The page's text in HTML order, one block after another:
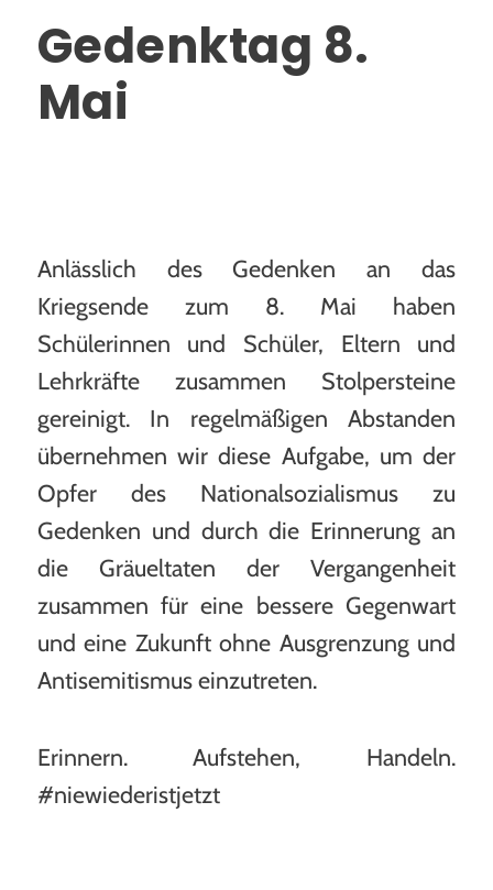
Schulleben
Aktuelles
Frankreichaustausch
AGs
Sport
Schulsanitätsdienst
Individueller offener Ganztag
(OGS)
Schulhoodies und T-Shirts
Gedenktag 8.
Mai
Anlässlich des Gedenken an das
Kriegsende zum 8. Mai haben
Schülerinnen und Schüler, Eltern und
Lehrkräfte zusammen Stolpersteine
gereinigt. In regelmäßigen Abstanden
übernehmen wir diese Aufgabe, um der
Opfer des Nationalsozialismus zu
Gedenken und durch die Erinnerung an
die Gräueltaten der Vergangenheit
zusammen für eine bessere Gegenwart
und eine Zukunft ohne Ausgrenzung und
Antisemitismus einzutreten.
Erinnern. Aufstehen, Handeln.
#niewiederistjetzt